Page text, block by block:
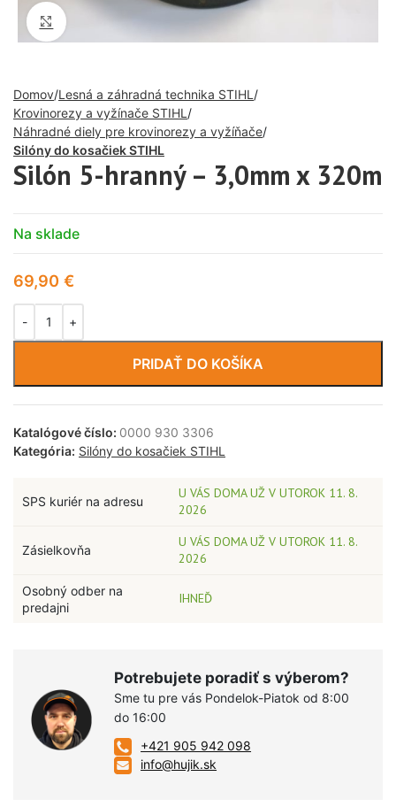
Click to enlarge
Domov Lesná a záhradná technika STIHL
Krovinorezy a vyžínače STIHL
Náhradné diely pre krovinorezy a vyžíňače
Silóny do kosačiek STIHL
Silón 5-hranný – 3,0mm x 320m
Na sklade
69,90 €
PRIDAŤ DO KOŠÍKA
Katalógové číslo: 0000 930 3306
Kategória: Silóny do kosačiek STIHL
SPS kuriér na adresu
U VÁS DOMA UŽ V UTOROK 11. 8.
2026
Zásielkovňa
U VÁS DOMA UŽ V UTOROK 11. 8.
2026
Osobný odber na
predajni
IHNEĎ
Potrebujete poradiť s výberom?
Sme tu pre vás Pondelok-Piatok od 8:00
do 16:00
+421 905 942 098
info@hujik.sk